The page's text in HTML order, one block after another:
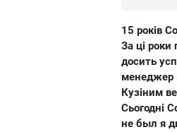
15 років
За ці
досить
менеджер
Кузіним
Сьогодні
не был я